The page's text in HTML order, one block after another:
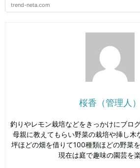
trend-neta.com
桜香（管理人）
釣りやレモン栽培などをきっかけにブロ
母親に教えてもらい野菜の栽培や挿し木
坪ほどの畑を借りて100種類ほどの野菜
現在は庭で趣味の園芸を楽